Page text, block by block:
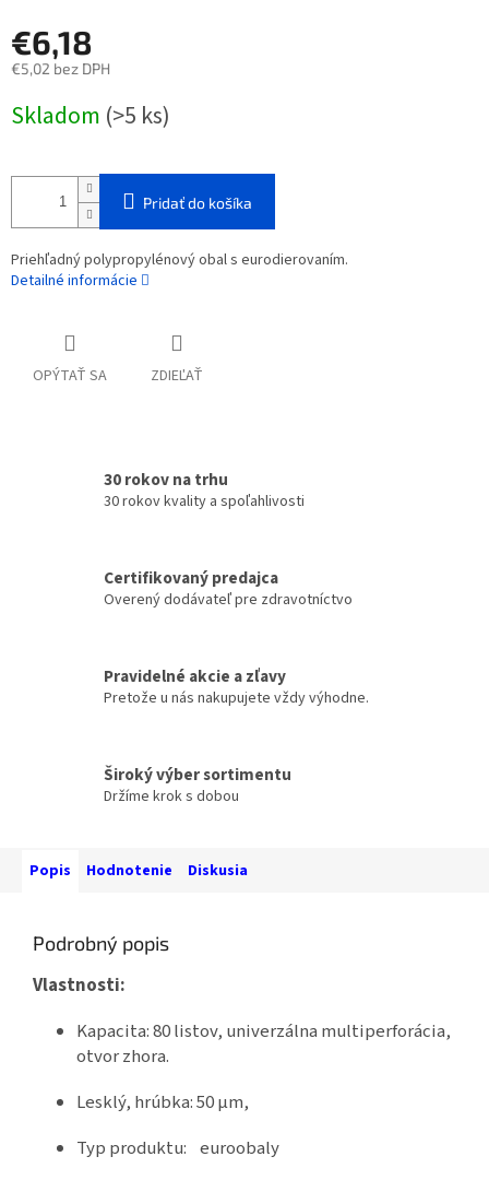
€6,18
€5,02 bez DPH
cena:
Skladom (>5 ks)
Pridať do košíka
Priehľadný polypropylénový obal s eurodierovaním.
Detailné informácie
OPÝTAŤ SA ZDIEĽAŤ
30 rokov na trhu
30 rokov kvality a spoľahlivosti
Certifikovaný predajca
Overený dodávateľ pre zdravotníctvo
Pravidelné akcie a zľavy
Pretože u nás nakupujete vždy výhodne.
Široký výber sortimentu
Držíme krok s dobou
Popis Hodnotenie Diskusia
Podrobný popis
Vlastnosti:
Kapacita: 80 listov, univerzálna multiperforácia,
otvor zhora.
Lesklý, hrúbka: 50 µm,
Typ produktu: euroobaly